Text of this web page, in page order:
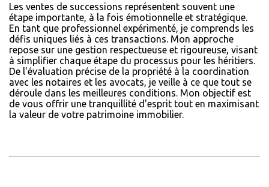
Les ventes de successions représentent souvent une
étape importante, à la fois émotionnelle et stratégique.
En tant que professionnel expérimenté, je comprends les
défis uniques liés à ces transactions. Mon approche
repose sur une gestion respectueuse et rigoureuse, visant
à simplifier chaque étape du processus pour les héritiers.
De l'évaluation précise de la propriété à la coordination
avec les notaires et les avocats, je veille à ce que tout se
déroule dans les meilleures conditions. Mon objectif est
de vous offrir une tranquillité d'esprit tout en maximisant
la valeur de votre patrimoine immobilier.